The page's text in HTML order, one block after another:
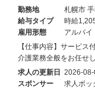
勤務地
札幌市
給与タイプ
時給
雇用形態
アルバイ
【仕事内容】サービス
介護業務全般をお任せ
求人の更新日 2026-
スポンサー
求人ボッ